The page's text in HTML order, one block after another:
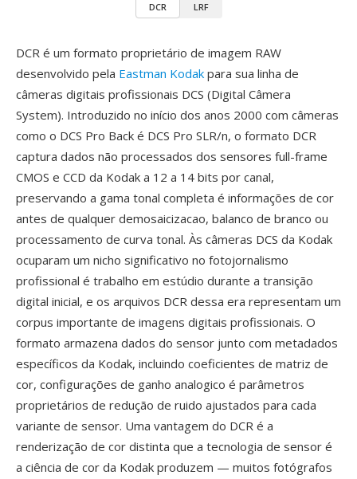
DCR LRF
DCR é um formato proprietário de imagem RAW
desenvolvido pela Eastman Kodak para sua linha de
câmeras digitais profissionais DCS (Digital Câmera
System). Introduzido no início dos anos 2000 com câmeras
como o DCS Pro Back é DCS Pro SLR/n, o formato DCR
captura dados não processados dos sensores full-frame
CMOS e CCD da Kodak a 12 a 14 bits por canal,
preservando a gama tonal completa é informações de cor
antes de qualquer demosaicizacao, balanco de branco ou
processamento de curva tonal. Às câmeras DCS da Kodak
ocuparam um nicho significativo no fotojornalismo
profissional é trabalho em estúdio durante a transição
digital inicial, e os arquivos DCR dessa era representam um
corpus importante de imagens digitais profissionais. O
formato armazena dados do sensor junto com metadados
específicos da Kodak, incluindo coeficientes de matriz de
cor, configurações de ganho analogico é parâmetros
proprietários de redução de ruido ajustados para cada
variante de sensor. Uma vantagem do DCR é a
renderização de cor distinta que a tecnologia de sensor é
a ciência de cor da Kodak produzem — muitos fotógrafos